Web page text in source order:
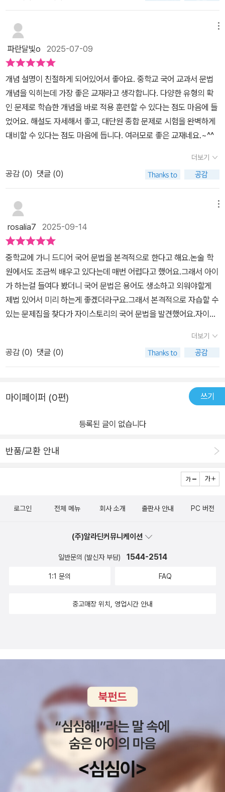
파란달빛o 2025-07-09
개념 설명이 친절하게 되어있어서 좋아요. 중학교 국어 교과서 문법
개념을 익히는데 가장 좋은 교재라고 생각합니다. 다양한 유형의 확
인 문제로 학습한 개념을 바로 적용 훈련할 수 있다는 점도 마음에 들
었어요. 해설도 자세해서 좋고, 대단원 종합 문제로 시험을 완벽하게
대비할 수 있다는 점도 마음에 듭니다. 여러모로 좋은 교재네요.~^^
더보기
공감 (0) 댓글 (0)
rosalia7 2025-09-14
중학교에 가니 드디어 국어 문법을 본격적으로 한다고 해요.​논술 학
원에서도 조금씩 배우고 있다는데 매번 어렵다고 했어요.​그래서 아이
가 하는걸 들여다 봤더니 ​국어 문법은 용어도 생소하고 외워야할게
제법 있어서 미리 하는게 좋겠더라구요.​그래서 본격적으로 자습할 수
있는 문제집을 찾다가 자이스토리의 국어 문법을 발견했어요.자이스
요.​2022년 개정이 맞춰 새로 나왔구요.​동영상 강의까지 포함이라 독
학도 충분히 할 수 있어요.​사실 논술학원에서 배우고 와도 집에 오면
헷갈린다고 하는데​저도 잘 설명을 못하는 문법 용어들이라 가르쳐주
학 기본 < 중학 완성 < 고등 총정리 순으로 3가지 나왔어요.​​목차인
뻔...사실 예전에는 문제집을 받으면 그냥 풀기만 바빴는데교재의 의
네요 ㅎ​​교재의 각 과마다 기본 구성은 4가지 단계인데요, ​교과서의
합 문제 풀기 ​그리고 교재 뒷부분에 복습용 부록으로 간단하게 정리
게 학습 계획표도 짜주었구요.​저희 아이처럼 계획표 짜는거 어려워하
별 공부법 이라고 해서 공부 방법을 친절하게 정리해줘서 너무 감사
해요.​제가 백날 입 아프게 말해도 소용없기에...이거 만든 이유는 아마
말의 뜻을 구별해 주는 소리의 가장 작은 단위 였군요!!!!이렇게 대단
아요!주저리 길게 설명하는 것보다이렇게 다이어그램이나 표로 정리
풀이도 있네요.자이스토리의 국어 교재 로드맵이 있어요.비문학, 문
학, 문법 세가지 트랙과 초중고등 과정까지 로드맵을 보여줘서다음
교재 선택하기에 도움이 많이 되네요.꼼꼼히 살펴보고 선택한 교재라
앞으로 국어 문법 공부하는게 기대가 되요~
더보기
공감 (0) 댓글 (0)
마이페이퍼 (0편) 쓰기
등록된 글이 없습니다
반품/교환 안내
로그인 전체 메뉴 회사 소개 출판사 안내 PC 버전
(주)알라딘커뮤니케이션
일반문의 (발신자 부담) 1544-2514
1:1 문의 FAQ
중고매장 위치, 영업시간 안내